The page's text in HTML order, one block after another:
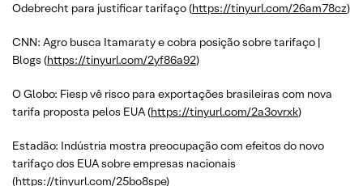
Odebrecht para justificar tarifaço (https://tinyurl.com/26am78cz)
CNN: Agro busca Itamaraty e cobra posição sobre tarifaço |
Blogs (https://tinyurl.com/2yf86a92)
O Globo: Fiesp vê risco para exportações brasileiras com nova
tarifa proposta pelos EUA (https://tinyurl.com/2a3ovrxk)
Estadão: Indústria mostra preocupação com efeitos do novo
tarifaço dos EUA sobre empresas nacionais
(https://tinyurl.com/25bo8spe)